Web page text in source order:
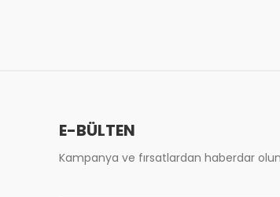
Bu ürüne benzer farklı
E-BÜLTEN
Kampanya ve fırsatlardan haberdar